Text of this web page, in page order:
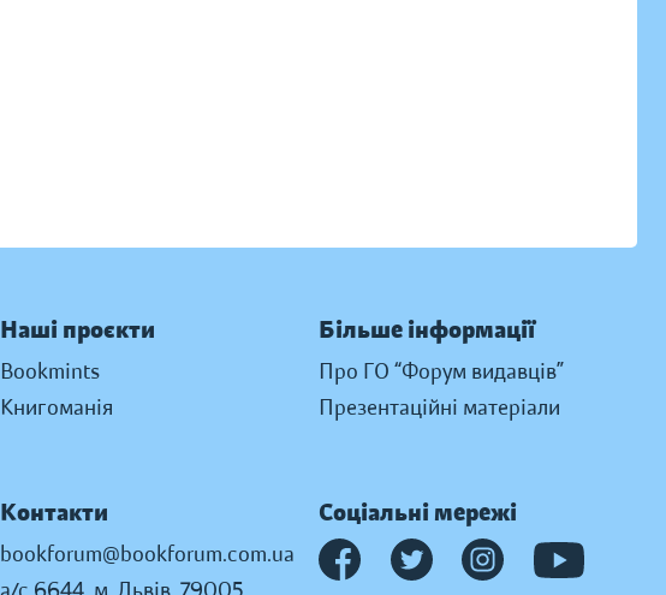
Наші проєкти
Bookmints
Книгоманія
Більше інформації
Про ГО “Форум видавців”
Презентаційні матеріали
Контакти
bookforum@bookforum.com.ua
Соціальні мережі